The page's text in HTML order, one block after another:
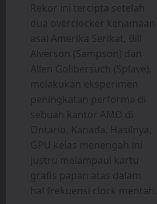
Rekor ini tercipta setelah
dua overclocker kenamaan
asal Amerika Serikat, Bill
Alverson (Sampson) dan
Allen Golibersuch (Splave),
melakukan eksperimen
peningkatan performa di
sebuah kantor AMD di
Ontario, Kanada. Hasilnya,
GPU kelas menengah ini
justru melampaui kartu
grafis papan atas dalam
hal frekuensi clock mentah.